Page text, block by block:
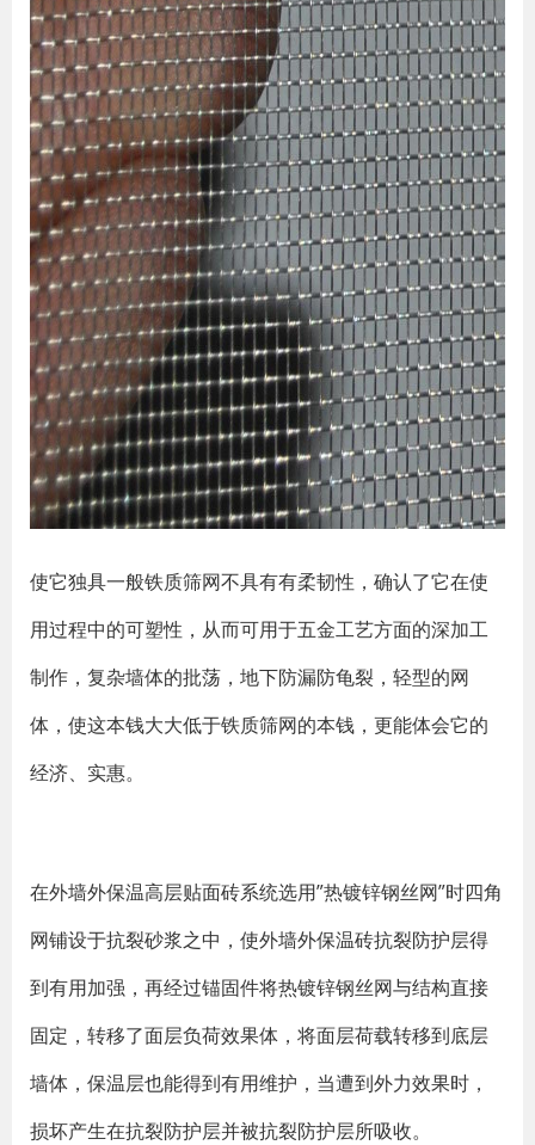
使它独具一般铁质筛网不具有有柔韧性，确认了它在使
用过程中的可塑性，从而可用于五金工艺方面的深加工
制作，复杂墙体的批荡，地下防漏防龟裂，轻型的网
体，使这本钱大大低于铁质筛网的本钱，更能体会它的
经济、实惠。
在外墙外保温高层贴面砖系统选用”热镀锌钢丝网”时四角
网铺设于抗裂砂浆之中，使外墙外保温砖抗裂防护层得
到有用加强，再经过锚固件将热镀锌钢丝网与结构直接
固定，转移了面层负荷效果体，将面层荷载转移到底层
墙体，保温层也能得到有用维护，当遭到外力效果时，
损坏产生在抗裂防护层并被抗裂防护层所吸收。